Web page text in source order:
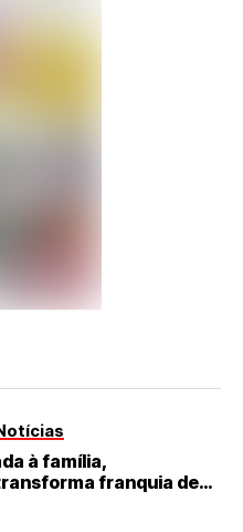
à família,
franquia de
de destaque no RN